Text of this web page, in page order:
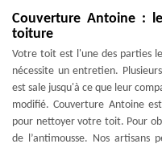
Couverture Antoine :
toiture
Votre toit est l'une des parties
nécessite un entretien.
est sale jusqu'à ce que leur
modifié. Couverture Antoine
pour nettoyer votre toit. Pour
de l’antimousse. Nos artisans